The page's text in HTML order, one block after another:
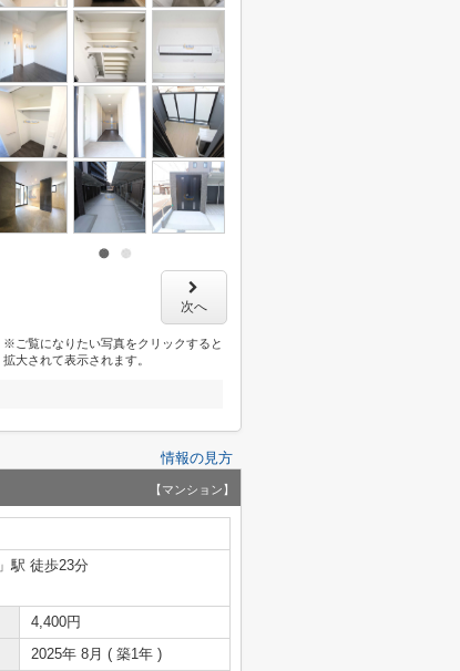
次へ
※ご覧になりたい写真をクリックすると
拡大されて表示されます。
情報の見方
【マンション】
」駅 徒歩23分
4,400円
2025年 8月 ( 築1年 )